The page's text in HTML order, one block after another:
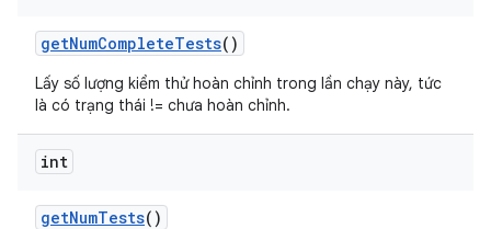
getNumCompleteTests()
Lấy số lượng kiểm thử hoàn chỉnh trong lần chạy này, tức
là có trạng thái != chưa hoàn chỉnh.
int
getNumTests()